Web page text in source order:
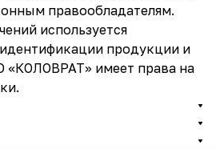
правообладателям.
используется
продукции и
«КОЛОВРАТ» имеет права на